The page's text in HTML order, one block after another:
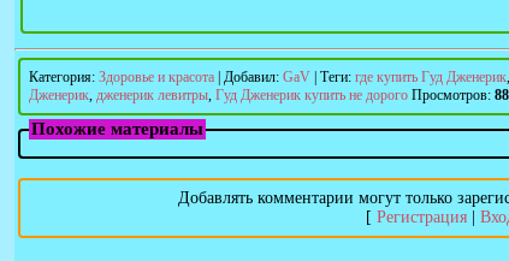
Категория: Здоровье и красота Добавил: GaV Теги: где купить Гуд Дженерик,
Дженерик, дженерик левитры, Гуд Дженерик купить не дорого Просмотров:
Похожие материалы
Добавлять комментарии могут только
[ Регистрация|